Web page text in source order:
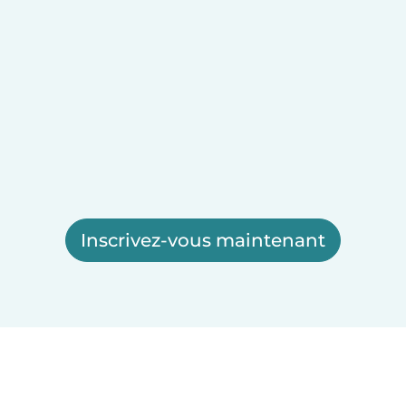
Inscrivez-vous maintenant